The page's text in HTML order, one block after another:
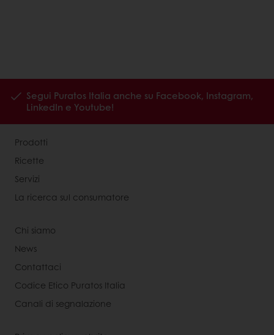
Segui Puratos Italia anche su Facebook, Instagram,
LinkedIn e Youtube!
Prodotti
Ricette
Servizi
La ricerca sul consumatore
Chi siamo
News
Contattaci
Codice Etico Puratos Italia
Canali di segnalazione